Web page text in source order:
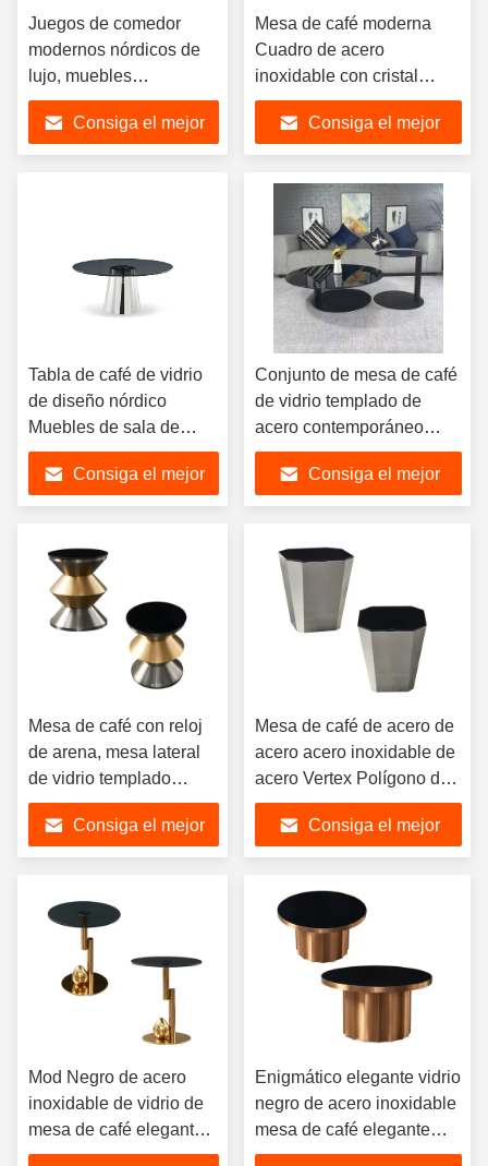
Juegos de comedor
modernos nórdicos de
lujo, muebles
rectangulares de 6
plazas, juegos de mesa
de comedor con tapa de
Consiga el mejor
Mesa de café moderna
Cuadro de acero
inoxidable con cristal
templado redondo
Muebles de salón de
mesa
Consiga el mejor
Tabla de café de vidrio
de diseño nórdico
Muebles de sala de
estar de lujo, conjunto
de mesa de café de
vidrio moderno
Consiga el mejor
Conjunto de mesa de café
de vidrio templado de
acero contemporáneo
minimalista único
Consiga el mejor
Mesa de café con reloj
de arena, mesa lateral
de vidrio templado
brillante
Consiga el mejor
Mesa de café de acero de
acero acero inoxidable de
acero Vertex Polígono de
vidrio Metal negro
distintivoConsiga el mejor
Mod Negro de acero
inoxidable de vidrio de
mesa de café elegante
Estética
Enigmático elegante vidrio
negro de acero inoxidable
mesa de café elegante
redonda